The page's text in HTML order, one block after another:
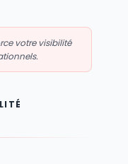
votre visibilité